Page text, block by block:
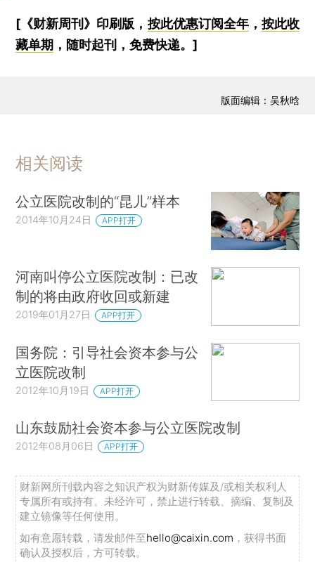
[《财新周刊》印刷版， 按此优惠订阅全年， 按此收
藏单期 ，随时起刊，免费快递。]
版面编辑：吴秋晗
相关阅读
公立医院改制的“昆儿”样本
2014年10月24日 APP打开
河南叫停公立医院改制：已改
制的将由政府收回或新建
2019年01月27日 APP打开
国务院：引导社会资本参与公
立医院改制
2012年10月19日 APP打开
山东鼓励社会资本参与公立医院改制
2012年08月06日 APP打开
财新网所刊载内容之知识产权为财新传媒及/或相关权利人
专属所有或持有。未经许可，禁止进行转载、摘编、复制及
建立镜像等任何使用。
如有意愿转载，请发邮件至hello@caixin.com ，获得书面
确认及授权后，方可转载。